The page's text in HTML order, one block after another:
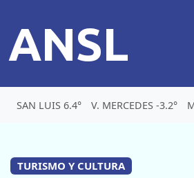
ANSL
SAN LUIS 6.4° V. MERCEDES -3.2°
TURISMO Y CULTURA